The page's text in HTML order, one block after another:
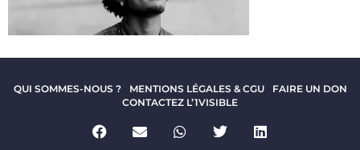
QUI SOMMES-NOUS ? MENTIONS LÉGALES & CGU
FAIRE UN DON
CONTACTEZ L’1VISIBLE